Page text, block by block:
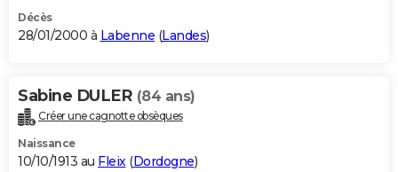
Décès
28/01/2000 à Labenne (Landes)
Sabine DULER (84 ans)
Créer une cagnotte obsèques
Naissance
10/10/1913 au Fleix(Dordogne)